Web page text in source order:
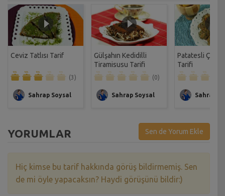
Ceviz Tatlısı Tarif
(3)
Sahrap Soysal
Gülşahın Kedidilli
Tiramisusu Tarifi
(0)
Sahrap Soysal
Patatesli Çıtır
Tarifi
Sahrap
YORUMLAR Sen de Yorum Ekle
Hiç kimse bu tarif hakkında görüş bildirmemiş. Sen
de mi öyle yapacaksın? Haydi görüşünü bildir:)